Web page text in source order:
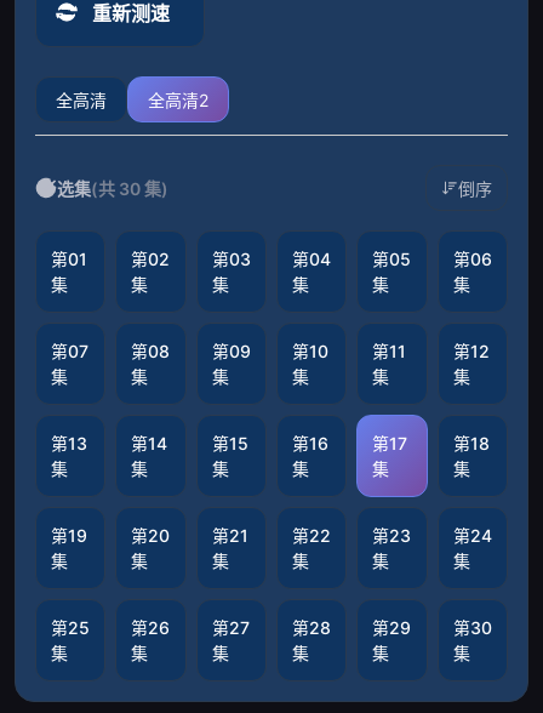
重新测速
全高清 全高清2
选集(共 30 集) 倒序
第01
集
第02
集
第03
集
第04
集
第05
集
第06
集
第07
集
第08
集
第09
集
第10
集
第11
集
第12
集
第13
集
第14
集
第15
集
第16
集
第17
集
第18
集
第19
集
第20
集
第21
集
第22
集
第23
集
第24
集
第25
集
第26
集
第27
集
第28
集
第29
集
第30
集